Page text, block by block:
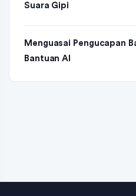
Suara Gipi
Menguasai Pengucapan
Bantuan AI